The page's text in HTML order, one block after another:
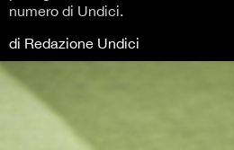
numero di Undici.
di Redazione Undici